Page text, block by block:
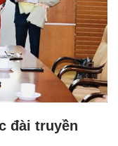
đài truyền